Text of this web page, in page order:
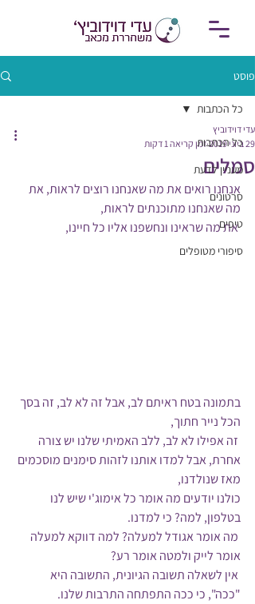
פוסט
כל הכתבות
מעניין לדעת
סרטונים
טיפים
סיפורי מטופלים
כל הכתבות
סמלים
עדי דוידוביץ
29 ביוני 2019
זמן קריאה 1 דקות
אנחנו רואים את מה שאנחנו רוצים לראות, את
מה שאנחנו מתוכנתים לראות,
את מה שראינו ונחשפנו אליו כל חיינו,
בתמונה בטח ראיתם לב, אבל זה לא לב, זה בסך
הכל נייר חתוך,
זה אפילו לא לב, ללב האמיתי שלנו יש צורה
אחרת, אבל למדו אותנו לזהות סימנים מוסכמים
מאז שנולדנו,
כולנו יודעים מה אומר כל אימוג'י שיש לנו
בטלפון, למה? כי למדנו.
מה אומר אגודל למעלה? למה דווקא למעלה
אומר לייק ולמטה אומר רע?
אין לשאלה תשובה הגיונית, התשובה היא
"ככה", כי ככה התפתחה התרבות שלנו.